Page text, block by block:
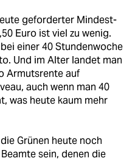
geforderter Mindest-
Euro ist viel zu wenig.
einer 40 Stundenwoche
Und im Alter landet man
Armutsrente auf
auch wenn man 40
was heute kaum mehr
Grünen heute noch
sein, denen die